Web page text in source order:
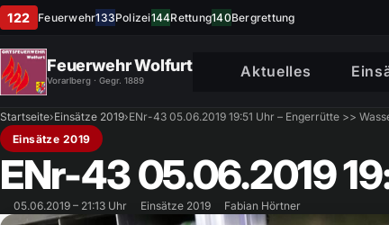
122 Feuerwehr133Polizei144Rettung140Bergrettung
Feuerwehr Wolfurt
Vorarlberg · Gegr. 1889
Aktuelles
Startseite›Einsätze 2019›ENr-43 05.06.2019 19:51 Uhr – Engerrütte >>
Einsätze 2019
ENr-43 05.06.2019
05.06.2019 – 21:13 Uhr Einsätze 2019 Fabian Hörtner